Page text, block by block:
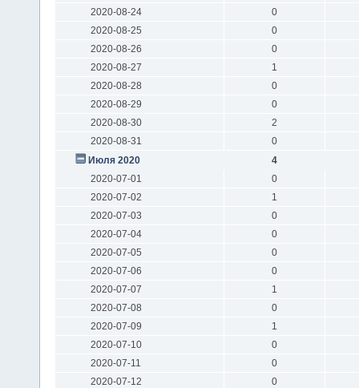
2020-08-24
0
2020-08-25
0
2020-08-26
0
2020-08-27
1
2020-08-28
0
2020-08-29
0
2020-08-30
2
2020-08-31
0
Июля 2020
4
2020-07-01
0
2020-07-02
1
2020-07-03
0
2020-07-04
0
2020-07-05
0
2020-07-06
0
2020-07-07
1
2020-07-08
0
2020-07-09
1
2020-07-10
0
2020-07-11
0
2020-07-12
0